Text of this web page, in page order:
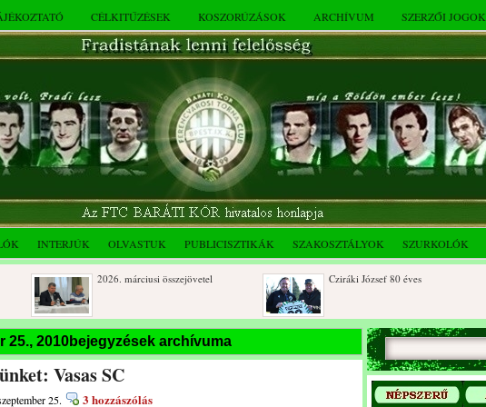
CÉLKITŰZÉSEK KOSZORÚZÁSOK ARCHÍVUM SZERZŐI JOGOK
INTERJÚK OLVASTUK PUBLICISZTIKÁK SZAKOSZTÁLYOK SZURKOLÓK
2026. márciusi összejövetel Cziráki József 80 éves
Rendkívüli közgyűlés és a 2025.
novemberi összejövetel
Dálnoki József 90 éves
25., 2010bejegyzések archívuma
Vasas SC
25. 3 hozzászólás